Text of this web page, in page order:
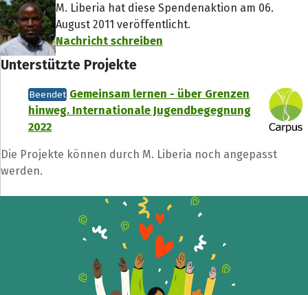
M. Liberia hat diese Spendenaktion am 06.
August 2011 veröffentlicht.
Nachricht schreiben
Unterstützte Projekte
Beendet Gemeinsam lernen - über Grenzen
hinweg. Internationale Jugendbegegnung
2022
Die Projekte können durch M. Liberia noch angepasst
werden.